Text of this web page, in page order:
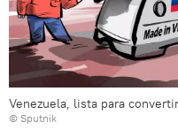
Venezuela, lista para
© Sputnik